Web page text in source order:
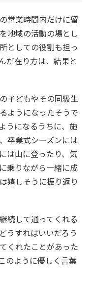
営業時間内だけに留
地域の活動の場とし
としての役割も担っ
だ在り方は、結果と
子どもやその同級生
ようになったそうで
うになるうちに、施
卒業式シーズンには
は山に登ったり、気
乗りながら一緒に成
嬉しそうに振り返り
続して通ってくれる
うすればいいだろう
くれたことがあった
のように優しく言葉